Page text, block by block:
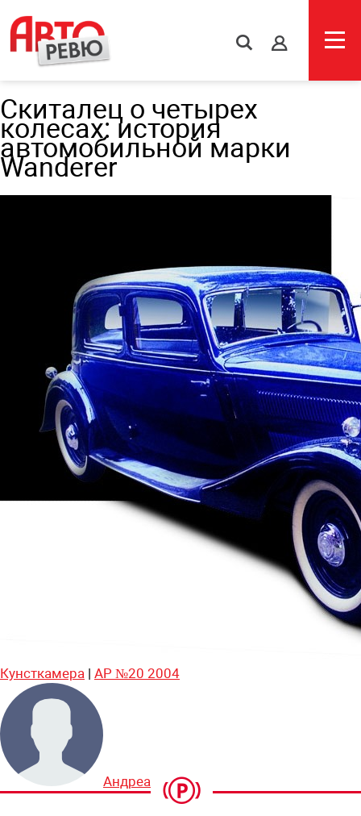
s
Скиталец о четырех
колесах: история
автомобильной марки
Wanderer
Кунсткамера | АР №20 2004
Андреас Букке